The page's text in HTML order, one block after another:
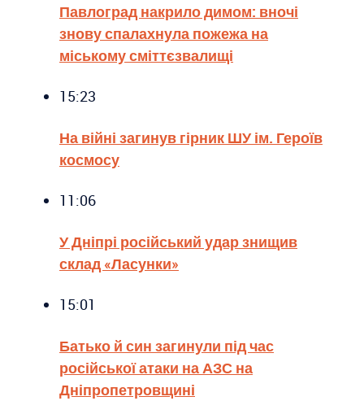
Павлоград накрило димом: вночі
знову спалахнула пожежа на
міському сміттєзвалищі
15:23
На війні загинув гірник ШУ ім. Героїв
космосу
11:06
У Дніпрі російський удар знищив
склад «Ласунки»
15:01
Батько й син загинули під час
російської атаки на АЗС на
Дніпропетровщині